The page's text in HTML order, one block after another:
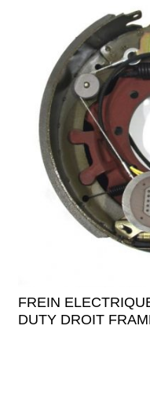
FREIN
DUTY DROIT